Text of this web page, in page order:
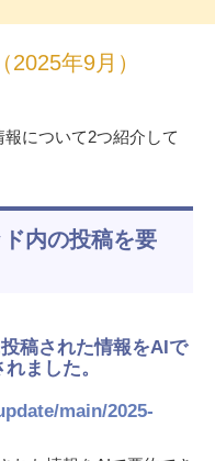
年9月）
について2つ紹介して
内の投稿を要
稿された情報をAIで
ました。
main/2025-